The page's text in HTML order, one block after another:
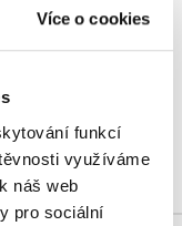
Více o cookies
funkcí
využíváme
náš web
pro sociální
uživatelé